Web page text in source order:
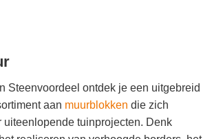
Steenvoordeel ontdek je een uitgebreid
aan muurblokken die zich
uiteenlopende tuinprojecten. Denk